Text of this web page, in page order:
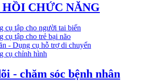
HỒI CHỨC NĂNG
cụ tập cho người tai biến
cụ tập cho trẻ bại não
- Dụng cụ hỗ trợ di chuyển
cụ chỉnh hình
- chăm sóc bệnh nhân